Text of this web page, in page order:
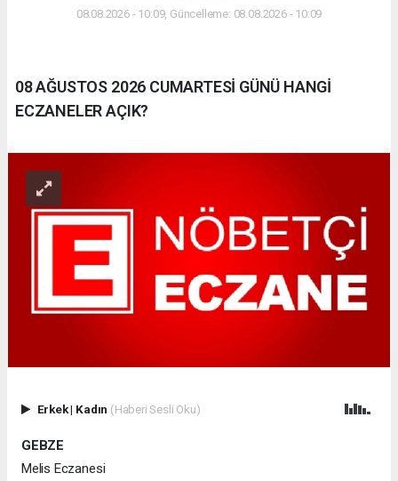
08.08.2026 - 10:09, Güncelleme: 08.08.2026 - 10:09
08 AĞUSTOS 2026 CUMARTESİ GÜNÜ HANGİ
ECZANELER AÇIK?
Erkek| Kadın (Haberi Sesli Oku)
GEBZE
Melis Eczanesi